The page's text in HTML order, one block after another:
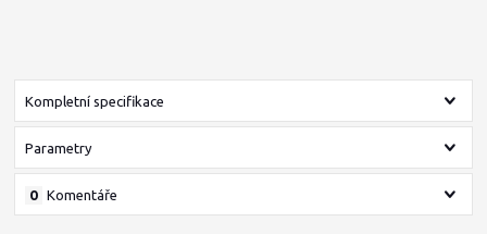
Kompletní specifikace
Parametry
Komentáře
0